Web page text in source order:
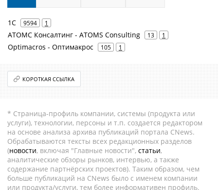
1С 9594 1
АТОМС Консалтинг - ATOMS Consulting 13 1
Optimacros - Оптимакрос 105 1
КОРОТКАЯ ССЫЛКА
* Страница-профиль компании, системы (продукта или
услуги), технологии, персоны и т.п. создается редактором
на основе анализа архива публикаций портала CNews.
Обрабатываются тексты всех редакционных разделов
(новости, включая "Главные новости", статьи,
аналитические обзоры рынков, интервью, а также
содержание партнёрских проектов). Таким образом, чем
больше публикаций на CNews было с именем компании
или продукта/услуги, тем более информативен профиль.